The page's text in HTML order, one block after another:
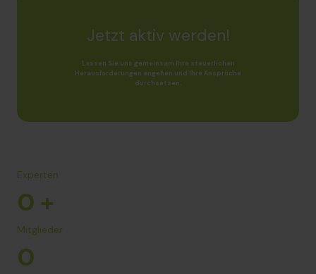
Jetzt aktiv werden!
Lassen Sie uns gemeinsam Ihre steuerlichen
Herausforderungen angehen und Ihre Ansprüche
durchsetzen.
Experten
0 +
Mitglieder
0